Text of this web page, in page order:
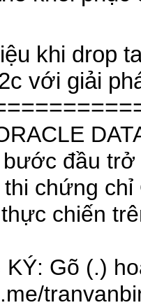
khi drop
với giải
đầu
chứng
chiến
Gõ (.)